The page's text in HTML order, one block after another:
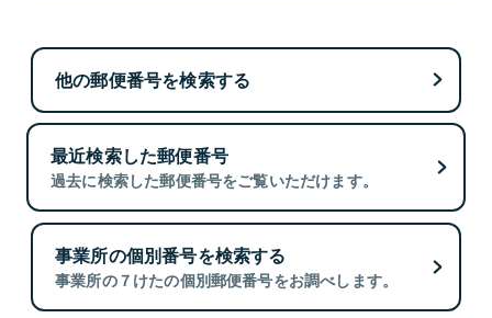
他の郵便番号を検索する
最近検索した郵便番号
過去に検索した郵便番号をご覧いただけます。
事業所の個別番号を検索する
事業所の７けたの個別郵便番号をお調べします。